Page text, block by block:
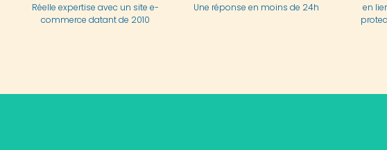
Réelle expertise avec un site e-
commerce datant de 2010
Une réponse en moins de 24h
en